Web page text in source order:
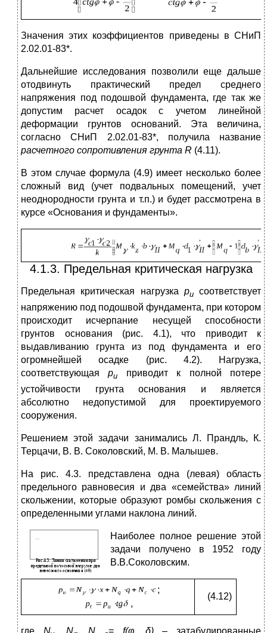
Значения этих коэффициентов приведены в СНиП
2.02.01-83*.
Дальнейшие исследования позволили еще дальше
отодвинуть практический предел среднего
напряжения под подошвой фундамента, где так же
допустим расчет осадок с учетом линейной
деформации грунтов оснований. Эта величина,
согласно СНиП 2.02.01-83*, получила название
расчетного сопротивления грунта R (4.11).
В этом случае формула (4.9) имеет несколько более
сложный вид (учет подвальных помещений, учет
неоднородности грунта и т.п.) и будет рассмотрена в
курсе «Основания и фундаменты».
4.1.3. Предельная критическая нагрузка
Предельная критическая нагрузка рисоответствует
напряжению под подошвой фундамента, при котором
происходит исчерпание несущей способности
грунтов основания (рис. 4.1), что приводит к
выдавливанию грунта из под фундамента и его
огромнейшей осадке (рис. 4.2). Нагрузка,
соответствующаяри приводит к полной потере
устойчивости грунта основания и является
абсолютно недопустимой для проектируемого
сооружения.
Решением этой задачи занимались Л. Прандль, К.
Терцачи, В. В. Соколовский, М. В. Малышев.
На рис. 4.3. представлена одна (левая) область
предельного равновесия и два «семейства» линий
скольжении, которые образуют ромбы скольжения с
определенными углами наклона линий.
Наиболее полное решение этой
задачи получено в 1952 году
В.В.Соколовским.
;
,
(4.12)